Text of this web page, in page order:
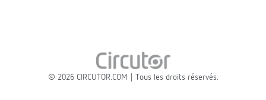
© 2026 CIRCUTOR.COM | Tous les droits réservés.